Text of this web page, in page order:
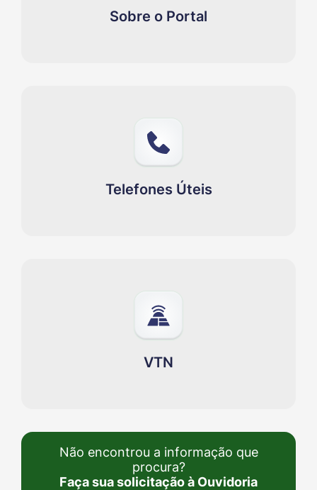
Sobre o Portal
Telefones Úteis
VTN
Não encontrou a informação que
procura?
Faça sua solicitação à Ouvidoria